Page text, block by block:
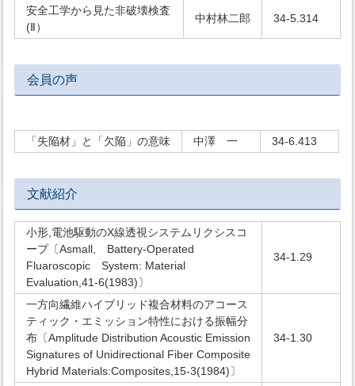
安全工学から見た非破壊検査
(Ⅱ）
中村林二郎 34-5.314
会員の声
「失陥材」と「欠陥」の意味 中澤 一 34-6.413
文献紹介
小形,電池駆動のX線透視システムリクシスコ
ープ〔Asmall, Battery-Operated
Fluaroscopic System: Material
Evaluation,41-6(1983)〕
34-1.29
一方向繊維ハイブリッド複合材料のアコース
ティック・エミッション特性における振幅分
布〔Amplitude Distribution Acoustic Emission
Signatures of Unidirectional Fiber Composite
Hybrid Materials:Composites,15-3(1984)〕
34-1.30